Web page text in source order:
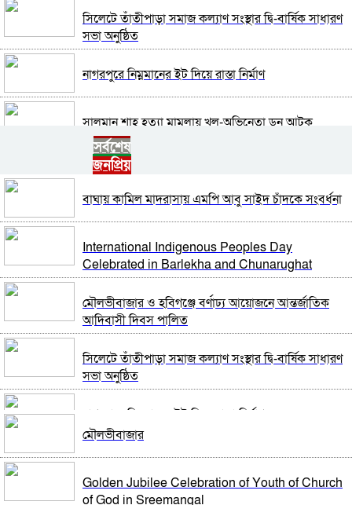
সিলেটে তাঁতীপাড়া সমাজ কল্যাণ সংস্থার দ্বি-বার্ষিক সাধারণ
সভা অনুষ্ঠিত
নাগরপুরে নিম্নমানের ইট দিয়ে রাস্তা নির্মাণ
সালমান শাহ হত্যা মামলায় খল-অভিনেতা ডন আটক
নাগরপুরে এনসিপির আহ্বায়ক কমিটি অনুমোদন: আহ্বায়ক
সবুজ বাংলাদেশ গড়ার প্রত্যয়ে সিলেটে বাবৌযুপ’র দ্বিতীয়
পর্যায়ে বৃক্ষরোপণ কর্মসূচি সম্পন্ন
আবারও আলিয়া মাদ্রাসা এলাকায় সংঘর্ষের আশঙ্কা, পুলিশ
মোতায়েন
সিলেট মিউজিক অ্যাসোসিয়েশন ২১ সদস্যবিশিষ্ট
প্রতিষ্ঠাকালীন কমিটি ঘোষণা
বাঘা পৌরসভায় রাস্তা ও ড্রেনের কাজের ভিত্তিপ্রস্তর স্থাপন
করলেন-এমপি চাঁদ
সর্বশেষ
জনপ্রিয়
বাঘায় কামিল মাদরাসায় এমপি আবু সাইদ চাঁদকে সংবর্ধনা
International Indigenous Peoples Day
Celebrated in Barlekha and Chunarughat
মৌলভীবাজার ও হবিগঞ্জে বর্ণাঢ্য আয়োজনে আন্তর্জাতিক
আদিবাসী দিবস পালিত
সিলেটে তাঁতীপাড়া সমাজ কল্যাণ সংস্থার দ্বি-বার্ষিক সাধারণ
সভা অনুষ্ঠিত
নাগরপুরে নিম্নমানের ইট দিয়ে রাস্তা নির্মাণ
রাষ্ট্রপতি পদে মির্জা ফখরুলের নাম চূড়ান্ত
মৌলভীবাজার
Golden Jubilee Celebration of Youth of Church
of God in Sreemangal